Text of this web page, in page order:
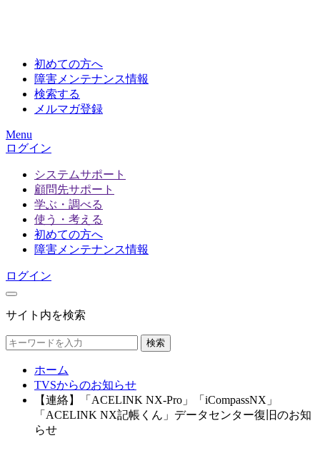
初めての方へ
障害メンテナンス情報
検索する
メルマガ登録
Menu
ログイン
システムサポート
顧問先サポート
学ぶ・調べる
使う・考える
初めての方へ
障害メンテナンス情報
ログイン
サイト内を検索
検索
ホーム
TVSからのお知らせ
【連絡】「ACELINK NX-Pro」「iCompassNX」
「ACELINK NX記帳くん」データセンター復旧のお知
らせ